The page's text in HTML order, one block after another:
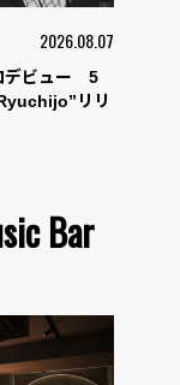
2026.08.07
デビュー 5
リリ
Bar